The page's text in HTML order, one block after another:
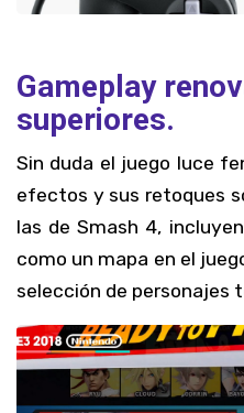
Gameplay
superiores.
Sin duda el juego luce
efectos y sus retoques
las de Smash 4,
como un mapa en el
selección de personajes